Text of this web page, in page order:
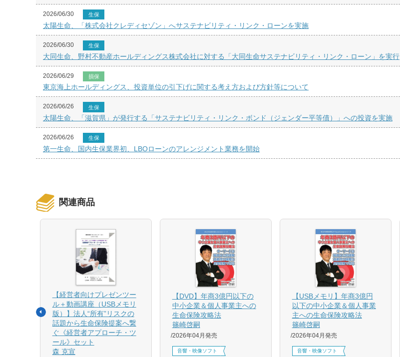
2026/06/30 生保
太陽生命、「株式会社クレディセゾン」へサステナビリティ・リンク・ローンを実施
2026/06/30 生保
大同生命、野村不動産ホールディングス株式会社に対する「大同生命サステナビリティ・リンク・ローン」を実行
2026/06/29 損保
東京海上ホールディングス、投資単位の引下げに関する考え方および方針等について
2026/06/26 生保
太陽生命、「滋賀県」が発行する「サステナビリティ・リンク・ボンド（ジェンダー平等債）」への投資を実施
2026/06/26 生保
第一生命、国内生保業界初、LBOローンのアレンジメント業務を開始
関連商品
【経営者向けプレゼンツー
ル＋動画講座（USBメモリ
版）】法人“所有”リスクの
話題から生命保険提案へ繋
ぐ《経営者アプローチ・ツ
ール》セット
森 克宣
【DVD】年商3億円以下の
中小企業＆個人事業主への
生命保険攻略法
篠崎啓嗣
2026年04月発売
音響・映像ソフト
【USBメモリ】年商3億円
以下の中小企業＆個人事業
主への生命保険攻略法
篠崎啓嗣
2026年04月発売
音響・映像ソフト